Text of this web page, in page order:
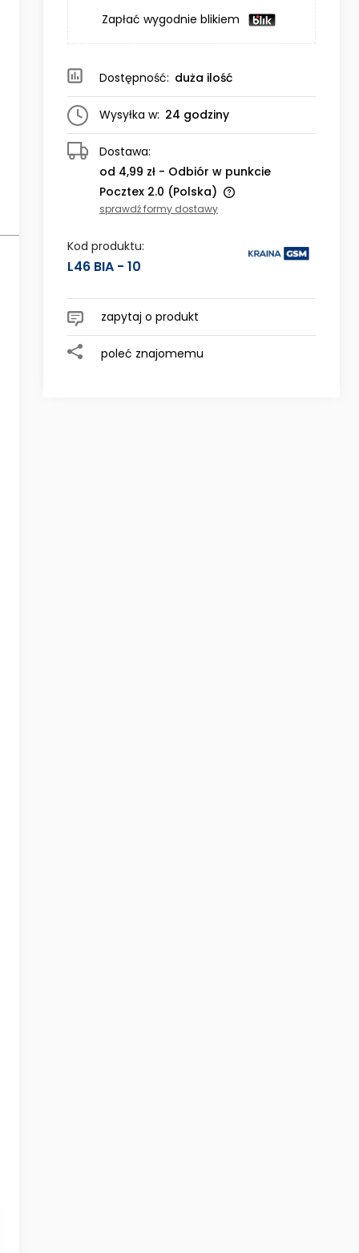
Zapłać wygodnie blikiem
Dostępność: duża ilość
Wysyłka w: 24 godziny
Dostawa:
od 4,99 zł - Odbiór w punkcie
Pocztex 2.0 (Polska)
kosztów płatności
sprawdź formy dostawy
Kod produktu:
L46 BIA - 10
zapytaj o produkt
poleć znajomemu